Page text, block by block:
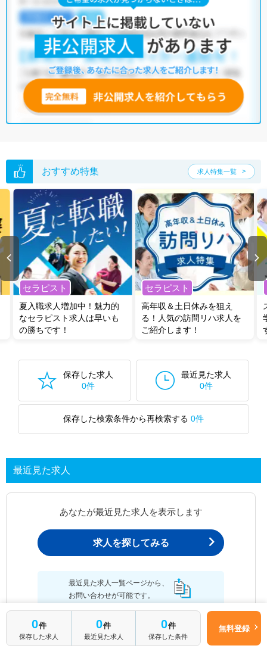
おすすめ特集 求人特集一覧
セラピスト
夏入職求人増加中！魅力的
なセラピスト求人は早いも
の勝ちです！
セラピスト
高年収＆土日休みを狙え
る！人気の訪問リハ求人を
ご紹介します！
保存した求人
0件
最近見た求人
0件
保存した検索条件から再検索する 0件
最近見た求人
あなたが最近見た求人を表示します
求人を探してみる
最近見た求人一覧ページから、
お問い合わせが可能です。
0件
保存した求人
0件
最近見た求人
0件
保存した条件
無料登録